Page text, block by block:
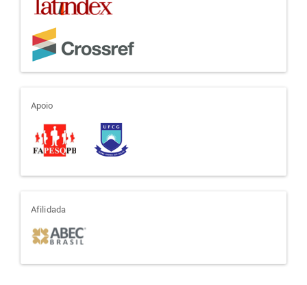
apoio
Apoio
afiliada
Afilidada